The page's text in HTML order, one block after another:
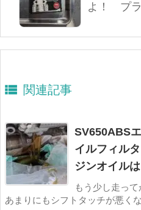
よ！ プ
 関連記事
SV650ABS
イルフィル
ジンオイル
もう少し走っ
あまりにもシフトタッチが悪く